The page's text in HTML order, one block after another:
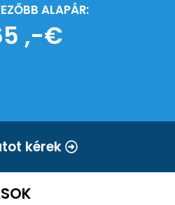
ALAPÁR:
,-€
kérek